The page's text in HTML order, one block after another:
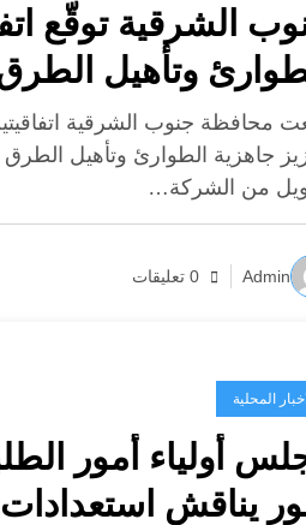
الشرقية توقّع
وتأهيل الطرق
محافظة جنوب الشرقية
جاهزية الطوارئ وتأهيل الطرق
من الشركة…
Admin 0 تعليقات
المحلية
أولياء أمور
يناقش
ولاية صور
بتنظيم
نادي
اتفاقيتين
للطوارئ
عمل
جديدة
لخرّيجي
الطاقة
الكلية
توفر شاغر
تدريسي